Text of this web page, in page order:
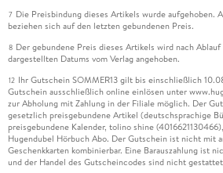
7 Die Preisbindung dieses Artikels wurde aufgehoben.
beziehen sich auf den letzten gebundenen Preis.
8 Der gebundene Preis dieses Artikels wird nach
dargestellten Datums vom Verlag angehoben.
12 Ihr Gutschein SOMMER13 gilt bis einschließlich
Gutschein ausschließlich online einlösen unter
zur Abholung mit Zahlung in der Filiale möglich. Der
gesetzlich preisgebundene Artikel (deutschsprachige
preisgebundene Kalender, tolino shine
Hugendubel Hörbuch Abo. Der Gutschein ist nicht mit
Geschenkkarten kombinierbar. Eine Barauszahlung ist
und der Handel des Gutscheincodes sind nicht